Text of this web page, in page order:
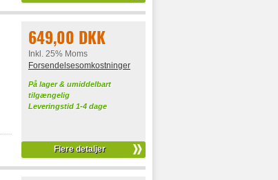
649,00 DKK
Inkl. 25% Moms
Forsendelsesomkostninger
På lager & umiddelbart
tilgængelig
Leveringstid 1-4 dage
Flere detaljer